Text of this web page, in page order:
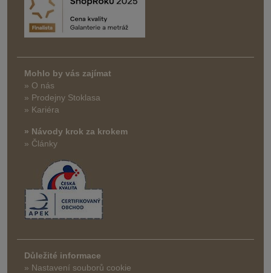
Mohlo by vás zajímat
» O nás
» Prodejny Stoklasa
» Kariéra
» Návody krok za krokem
» Články
Důležité informace
» Nastavení souborů cookie